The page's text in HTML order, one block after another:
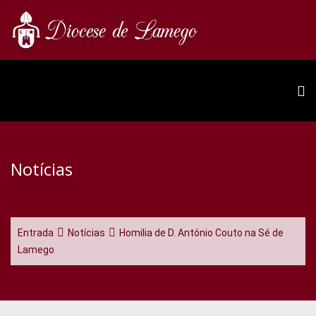
Notícias
Entrada Notícias
Homilia de D. António Couto na Sé de
Lamego